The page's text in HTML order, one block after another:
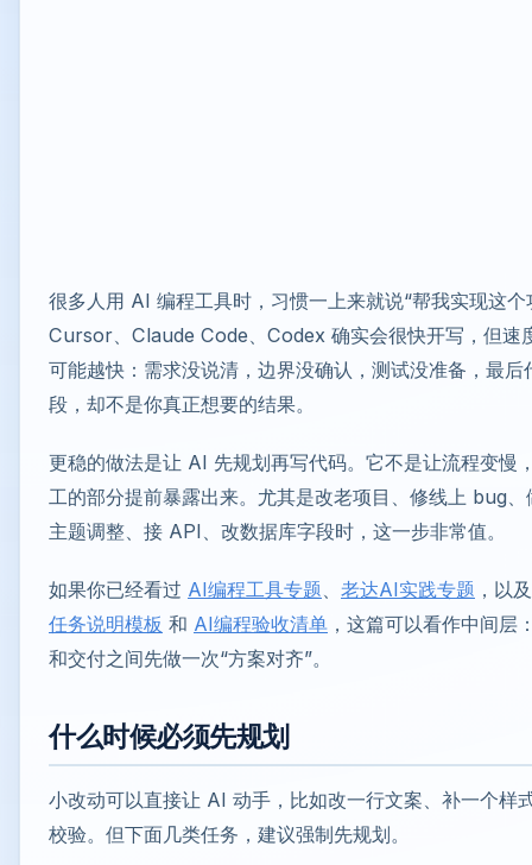
很多人用 AI 编程工具时，习惯一上来就说“帮我实现这个
Cursor、Claude Code、Codex 确实会很快开写，但速
可能越快：需求没说清，边界没确认，测试没准备，最后
段，却不是你真正想要的结果。
更稳的做法是让 AI 先规划再写代码。它不是让流程变慢
工的部分提前暴露出来。尤其是改老项目、修线上 bug
主题调整、接 API、改数据库字段时，这一步非常值。
如果你已经看过 AI编程工具专题 老达AI实践专题 ，以
任务说明模板 和 AI编程验收清单 ，这篇可以看作中间层
和交付之间先做一次“方案对齐”。
什么时候必须先规划
小改动可以直接让 AI 动手，比如改一行文案、补一个样
校验。但下面几类任务，建议强制先规划。